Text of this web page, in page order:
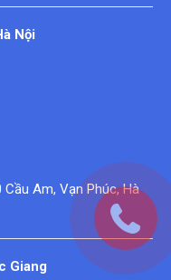
Nội
Am, Vạn Phúc, Hà
Giang